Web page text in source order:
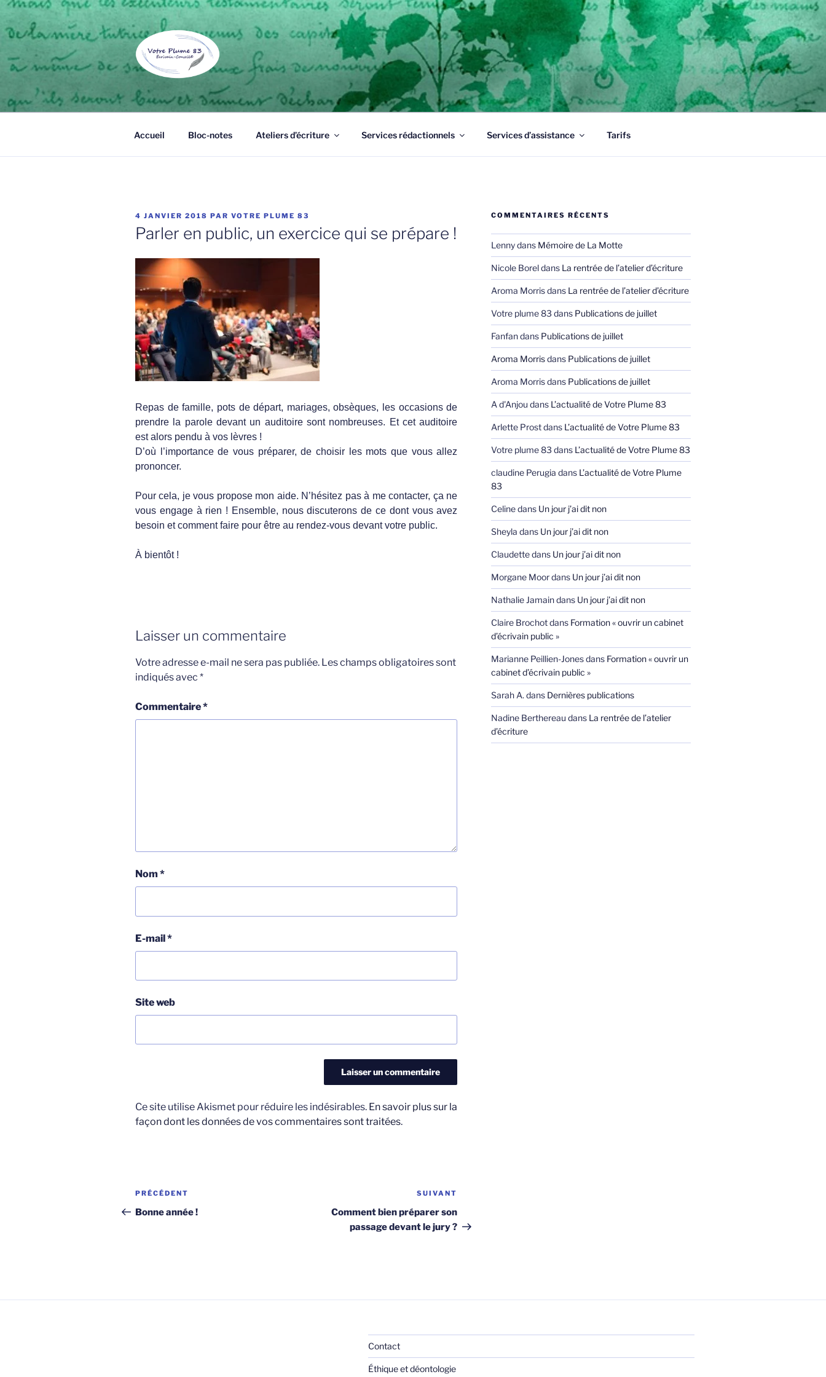
Aller
au
contenu
VOTRE PLUME 83
Écrivain public et biographe à Draguignan, un professionnel de l'écrit à votre service pour tous vos documents.
Accueil Bloc-notes Ateliers d’écriture Services rédactionnels Services d’assistance Tarifs
PUBLIÉ
LE
4 JANVIER 2018 PAR VOTRE PLUME 83
Parler en public, un exercice qui se prépare !
Repas de famille, pots de départ, mariages, obsèques, les occasions de
prendre la parole devant un auditoire sont nombreuses. Et cet auditoire
est alors pendu à vos lèvres !
D’où l’importance de vous préparer, de choisir les mots que vous allez
prononcer.
Pour cela, je vous propose mon aide. N’hésitez pas à me contacter, ça ne
vous engage à rien ! Ensemble, nous discuterons de ce dont vous avez
besoin et comment faire pour être au rendez-vous devant votre public.
À bientôt !
Laisser un commentaire
Votre adresse e-mail ne sera pas publiée. Les champs obligatoires sont
indiqués avec *
Commentaire*
Nom *
E-mail*
Site web
Ce site utilise Akismet pour réduire les indésirables. En savoir plus sur la
façon dont les données de vos commentaires sont traitées.
Navigation
de
Article
précédent
PRÉCÉDENT
Bonne année !
suivant
SUIVANT
Comment bien préparer son
passage devant le jury ?
COMMENTAIRES RÉCENTS
Lennydans Mémoire de La Motte
Nicole Boreldans La rentrée de l’atelier d’écriture
Aroma Morrisdans La rentrée de l’atelier d’écriture
Votre plume 83 dans Publications de juillet
Fanfandans Publications de juillet
Aroma Morrisdans Publications de juillet
Aroma Morrisdans Publications de juillet
A d'Anjou dans L’actualité de Votre Plume 83
Arlette Prostdans L’actualité de Votre Plume 83
Votre plume 83 dans L’actualité de Votre Plume 83
claudine Perugia dans L’actualité de Votre Plume
83
Celinedans Un jour j’ai dit non
Sheyla dans Un jour j’ai dit non
Claudettedans Un jour j’ai dit non
Morgane Moordans Un jour j’ai dit non
Nathalie Jamaindans Un jour j’ai dit non
Claire Brochotdans Formation « ouvrir un cabinet
d’écrivain public »
Marianne Peillien-Jonesdans Formation « ouvrir un
cabinet d’écrivain public »
Sarah A. dans Dernières publications
Nadine Berthereau dans La rentrée de l’atelier
d’écriture
Contact
Éthique et déontologie